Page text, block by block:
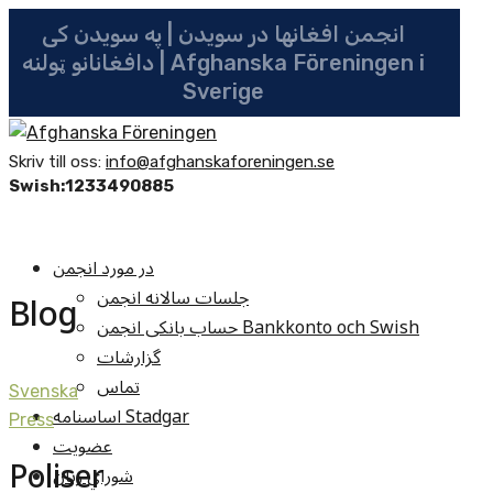
انجمن افغانها در سویدن | په سویدن کی
دافغانانو ټولنه | Afghanska Föreningen i
Sverige
Skriv till oss: info@afghanskaforeningen.se
Swish:1233490885
در مورد انجمن
جلسات سالانه انجمن
حساب بانکی انجمن Bankkonto och Swish
گزارشات
تماس
اساسنامه Stadgar
عضویت
شوراي زنان
Blog
Svenska
Press
Poliser